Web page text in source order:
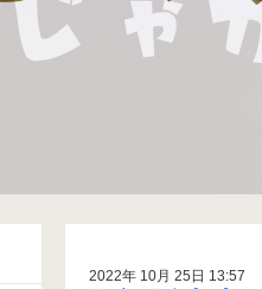
2022年 10月 25日 13:57